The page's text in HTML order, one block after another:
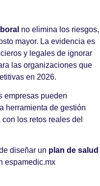
no elimina los riesgos,
mayor. La evidencia es
y legales de ignorar
las organizaciones que
en 2026.
empresas pueden
herramienta de gestión
los retos reales del
diseñar un plan de salud
espamedic.mx